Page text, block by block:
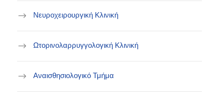
Νευροχειρουργική Κλινική
Ωτορινολαρρυγγολογική Κλινική
Αναισθησιολογικό Τμήμα